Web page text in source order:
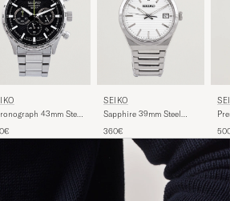
43mm Steel
SEIKO
Sapphire 39mm Steel
360€